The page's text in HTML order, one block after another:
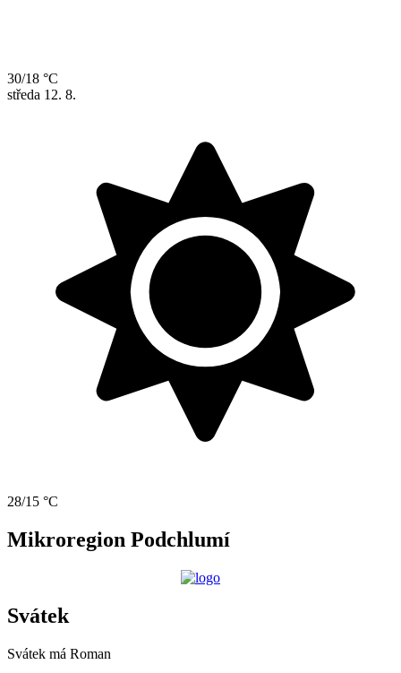
30/18 °C
středa 12. 8.
28/15 °C
Mikroregion Podchlumí
Svátek
Svátek má Roman